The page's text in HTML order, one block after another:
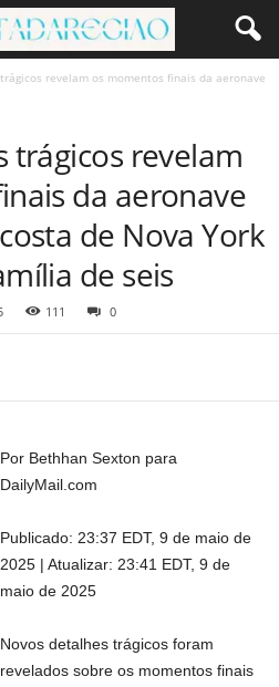
revelam os momentos finais da aeronave
trágicos revelam
da aeronave
de Nova York
de seis
111 0
Por Bethhan Sexton para
DailyMail.com
Publicado: 23:37 EDT, 9 de maio de
2025 |Atualizar: 23:41 EDT, 9 de
maio de 2025
Novos detalhes trágicos foram
revelados sobre os momentos finais